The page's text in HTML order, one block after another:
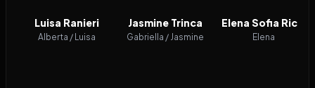
Luisa Ranieri
Alberta / Luisa
Jasmine Trinca
Gabriella / Jasmine
Elena Sofia Ricci
Elena